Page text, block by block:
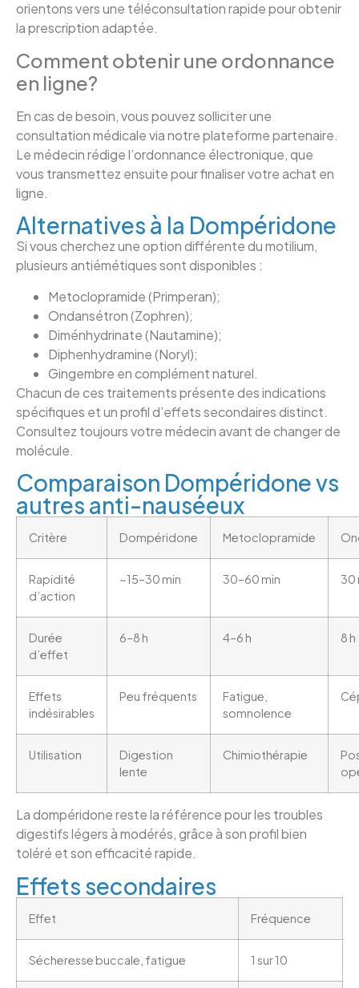
orientons vers une téléconsultation rapide pour obtenir
la prescription adaptée.
Comment obtenir une ordonnance
en ligne?
En cas de besoin, vous pouvez solliciter une
consultation médicale via notre plateforme partenaire.
Le médecin rédige l’ordonnance électronique, que
vous transmettez ensuite pour finaliser votre achat en
ligne.
Alternatives à la Dompéridone
Si vous cherchez une option différente du motilium,
plusieurs antiémétiques sont disponibles :
Metoclopramide (Primperan);
Ondansétron (Zophren);
Diménhydrinate (Nautamine);
Diphenhydramine (Noryl);
Gingembre en complément naturel.
Chacun de ces traitements présente des indications
spécifiques et un profil d’effets secondaires distinct.
Consultez toujours votre médecin avant de changer de
molécule.
Comparaison Dompéridone vs
autres anti-nauséeux
Critère Dompéridone Metoclopramide
Rapidité
d’action
~15–30 min 30–60 min 30
Durée
d’effet
6–8 h 4–6 h 8 h
Effets
indésirables
Peu fréquents
Fatigue,
somnolence
Utilisation
Digestion
lente
Chimiothérapie
La dompéridone reste la référence pour les troubles
digestifs légers à modérés, grâce à son profil bien
toléré et son efficacité rapide.
Effets secondaires
Effet Fréquence
Sécheresse buccale, fatigue 1 sur 10